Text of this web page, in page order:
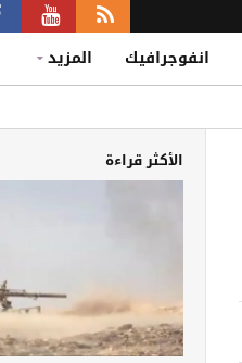
انفوجرافيك المزيد
الأكثر قراءة